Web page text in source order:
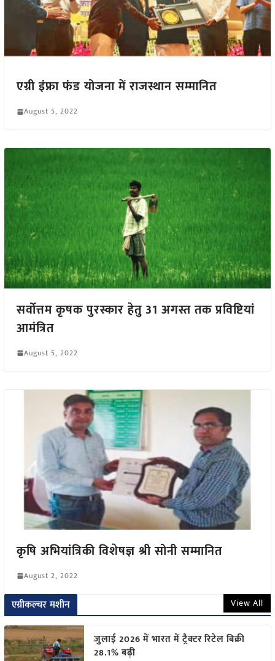
एग्री इंफ्रा फंड योजना में राजस्थान सम्मानित
August 5, 2022
सर्वोत्तम कृषक पुरस्कार हेतु 31 अगस्त तक प्रविष्टियां
आमंत्रित
August 5, 2022
कृषि अभियांत्रिकी विशेषज्ञ श्री सोनी सम्मानित
August 2, 2022
एग्रीकल्चर मशीन View All
जुलाई 2026 में भारत में ट्रैक्टर रिटेल बिक्री
28.1% बढ़ी